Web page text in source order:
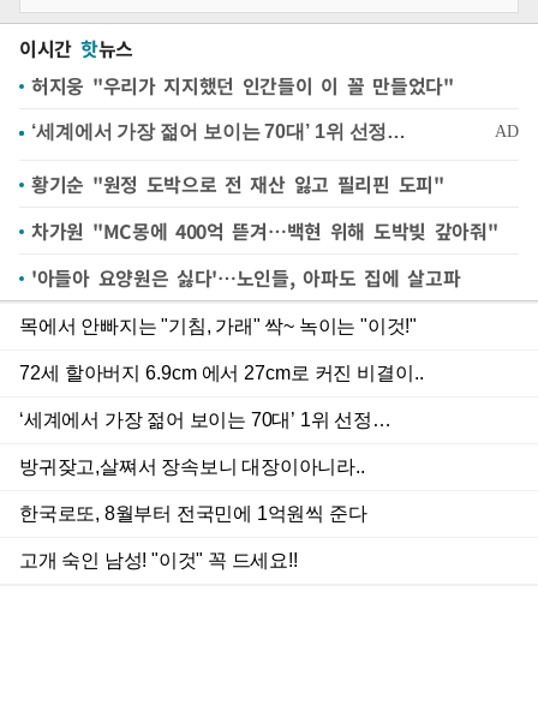
이시간 핫뉴스
허지웅 "우리가 지지했던 인간들이 이 꼴 만들었다"
황기순 "원정 도박으로 전 재산 잃고 필리핀 도피"
차가원 "MC몽에 400억 뜯겨…백현 위해 도박빚 갚아줘"
'아들아 요양원은 싫다'…노인들, 아파도 집에 살고파